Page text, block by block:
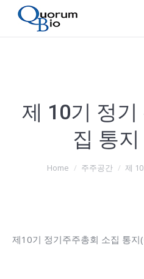
제 10기 정
집 통
You are here:
Home 주주공간 제
제10기 정기주주총회 소집 통지